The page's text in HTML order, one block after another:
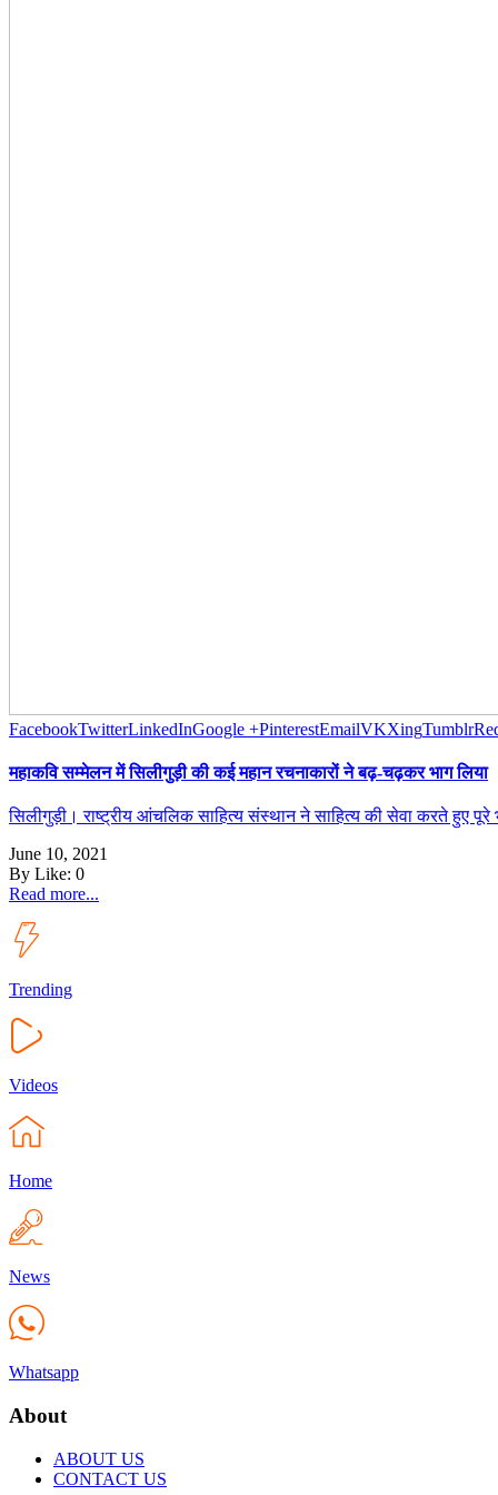
FacebookTwitterLinkedInGoogle +PinterestEmailVKXingTumblr
महाकवि सम्मेलन में सिलीगुड़ी की कई महान रचनाकारों ने बढ़-चढ़कर भाग लिया
सिलीगुड़ी। राष्ट्रीय आंचलिक साहित्य संस्थान ने साहित्य की सेवा करते हुए
June 10, 2021
By Like: 0
Read more...
Trending
Videos
Home
News
Whatsapp
About
ABOUT US
CONTACT US